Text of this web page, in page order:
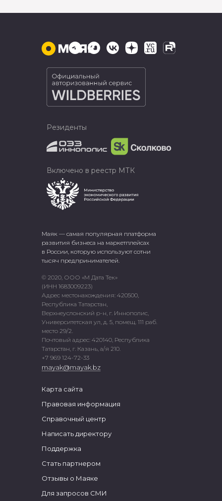
Маяк — самая популярная платформа
развития бизнеса на маркетплейсах
в России, которую используют сотни
тысяч предпринимателей.
© 2020, ООО «М Дата Тек»
(ИНН 1683009223)
Адрес местонахождения: 420500,
Республика Татарстан,
Верхнеуслонский р-н, г. Иннополис,
Университетская ул, д. 5, помещ. 111 раб.
место 29/2.
Почтовый адрес: 420140, Республика
Татарстан, г. Казань, а/я 210.
+7 969 124-72-33
mayak@mayak.bz
Карта сайта
Правовая информация
Справочный центр
Написать директору
Поддержка
Стать партнером
Отзывы о Маяке
Для запросов СМИ
Резиденты
Включено в реестр МТК